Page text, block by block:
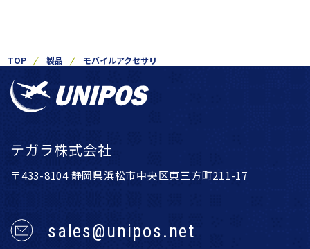
TOP 製品 モバイルアクセサリ
テガラ株式会社
〒433-8104 静岡県浜松市中央区東三方町211-17
sales@unipos.net